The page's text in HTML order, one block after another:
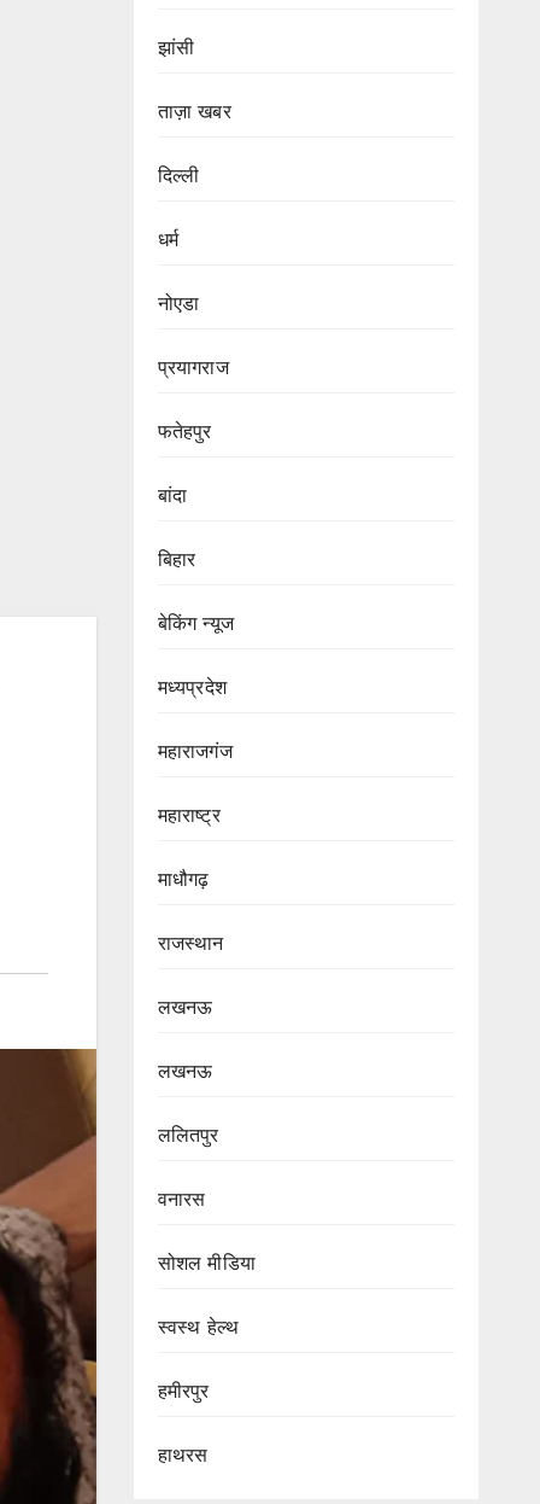
झांसी
ताज़ा खबर
दिल्ली
धर्म
नोएडा
प्रयागराज
फतेहपुर
बांदा
बिहार
बेकिंग न्यूज
मध्यप्रदेश
महाराजगंज
महाराष्ट्र
माधौगढ़
राजस्थान
लखनऊ
लखनऊ
ललितपुर
वनारस
सोशल मीडिया
स्वस्थ हेल्थ
हमीरपुर
हाथरस